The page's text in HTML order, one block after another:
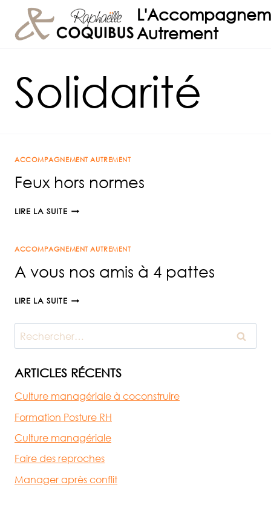
contenu
Autrement
Solidarité
ACCOMPAGNEMENT AUTREMENT
Feux hors normes
LIRE LA SUITEFEUX
ACCOMPAGNEMENT AUTREMENT
A vous nos amis à 4 pattes
LIRE LA SUITEA
NOS
AMIS
4
Rechercher :
ARTICLES RÉCENTS
Culture managériale à coconstruire
Formation Posture RH
Culture managériale
Faire des reproches
Manager après conflit